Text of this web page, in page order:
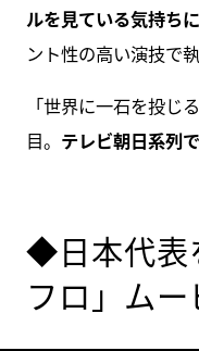
ルを見ている気持ちに
ント性の高い演技で
「世界に一石を投じ
目。 テレビ朝日系列
◆日本代表
フロ」ムー